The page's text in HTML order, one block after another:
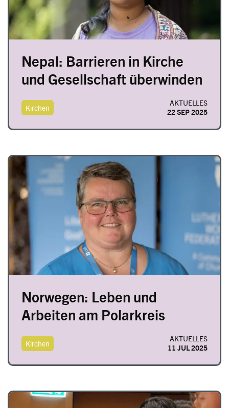
Nepal: Barrieren in Kirche
und Gesellschaft überwinden
Kirchen
AKTUELLES
22 SEP 2025
Image
Norwegen: Leben und
Arbeiten am Polarkreis
Kirchen
AKTUELLES
11 JUL 2025
Image